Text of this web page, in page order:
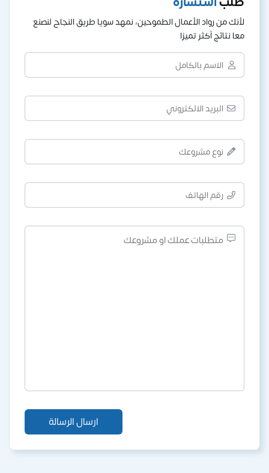
لأنك من رواد الأعمال الطموحين، نمهد سويا طريق النجاح لنصنع
معا نتائج آكثر تميزا